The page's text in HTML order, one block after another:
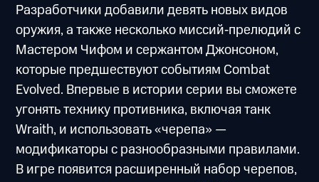
Разработчики добавили девять новых видов
оружия, а также несколько миссий‑прелюдий с
Мастером Чифом и сержантом Джонсоном,
которые предшествуют событиям Combat
Evolved. Впервые в истории серии вы сможете
угонять технику противника, включая танк
Wraith, и использовать «черепа» —
модификаторы с разнообразными правилами.
В игре появится расширенный набор черепов,